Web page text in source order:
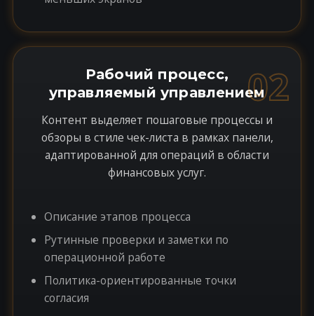
02
Рабочий процесс,
управляемый управлением
Контент выделяет пошаговые процессы и
обзоры в стиле чек-листа в рамках панели,
адаптированной для операций в области
финансовых услуг.
Описание этапов процесса
Рутинные проверки и заметки по
операционной работе
Политика-ориентированные точки
согласия